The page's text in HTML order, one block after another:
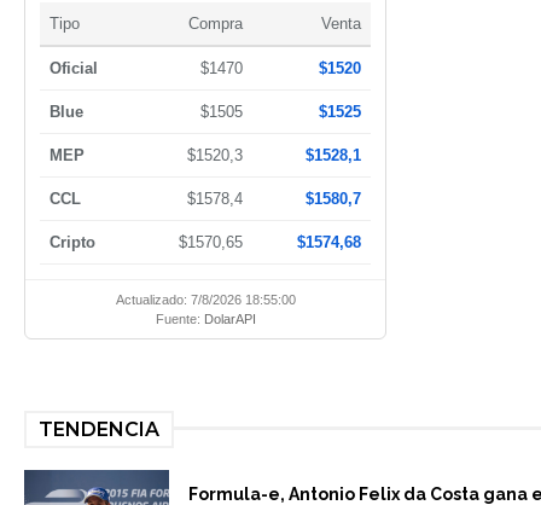
Tipo Compra Venta
Oficial $1470 $1520
Blue $1505 $1525
MEP $1520,3 $1528,1
CCL $1578,4 $1580,7
Cripto $1570,65 $1574,68
Actualizado: 7/8/2026 18:55:00
Fuente: DolarAPI
TENDENCIA
Formula-e, Antonio Felix da Costa gana